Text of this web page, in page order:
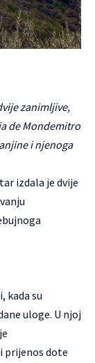
zanimljive,
de Mondemitro
i njenoga
izdala je dvije
kada su
uloge. U njoj
prijenos dote